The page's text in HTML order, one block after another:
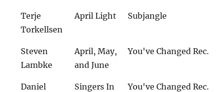
Terje
Torkellsen
April Light Subjangle
Steven
Lambke
April, May,
and June
You've Changed Rec.
Daniel
Singers In
You've Changed Rec.